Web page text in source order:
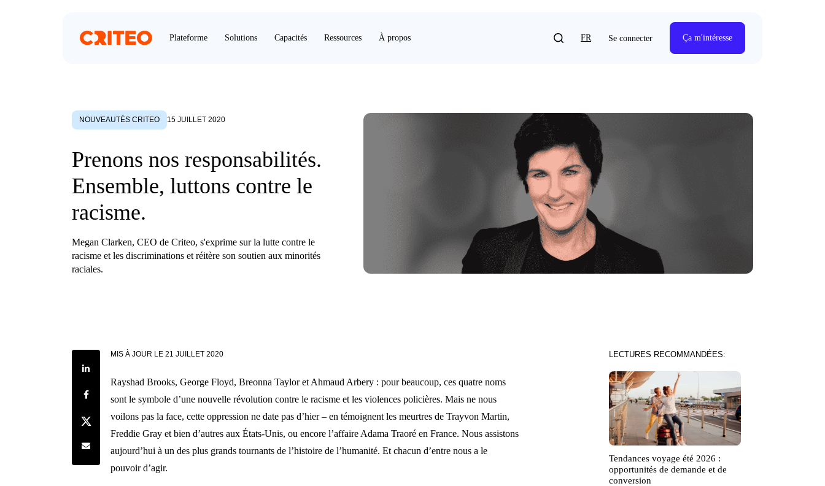
Plateforme Solutions Capacités Ressources À propos FR Se connecter Ça m'intéresse
NOUVEAUTÉS CRITEO 15 JUILLET 2020
Prenons nos responsabilités.
Ensemble, luttons contre le
racisme.
Megan Clarken, CEO de Criteo, s'exprime sur la lutte contre le
racisme et les discriminations et réitère son soutien aux minorités
raciales.
Share on LinkedIn
Share on Facebook
Share on Twitter
Share by e-mail
MIS À JOUR LE 21 JUILLET 2020
Rayshad Brooks, George Floyd, Breonna Taylor et Ahmaud Arbery : pour beaucoup, ces quatre noms
sont le symbole d’une nouvelle révolution contre le racisme et les violences policières. Mais ne nous
voilons pas la face, cette oppression ne date pas d’hier – en témoignent les meurtres de Trayvon Martin,
Freddie Gray et bien d’autres aux États-Unis, ou encore l’affaire Adama Traoré en France. Nous assistons
aujourd’hui à un des plus grands tournants de l’histoire de l’humanité. Et chacun d’entre nous a le
pouvoir d’agir.
LECTURES RECOMMANDÉES:
Tendances voyage été 2026 :
opportunités de demande et de
conversion